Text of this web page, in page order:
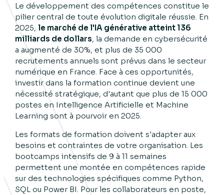
Le développement des compétences constitue le
pilier central de toute évolution digitale réussie. En
2025, le marché de l'IA générative atteint 136
milliards de dollars, la demande en cybersécurité
a augmenté de 30%, et plus de 35 000
recrutements annuels sont prévus dans le secteur
numérique en France. Face à ces opportunités,
investir dans la formation continue devient une
nécessité stratégique, d'autant que plus de 15 000
postes en Intelligence Artificielle et Machine
Learning sont à pourvoir en 2025.
Les formats de formation doivent s'adapter aux
besoins et contraintes de votre organisation. Les
bootcamps intensifs de 9 à 11 semaines
permettent une montée en compétences rapide
sur des technologies spécifiques comme Python,
SQL ou Power BI. Pour les collaborateurs en poste,